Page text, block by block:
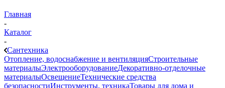
Главная
-
Каталог
-
Сантехника
Отопление, водоснабжение и вентиляцияСтроительные
материалыЭлектрооборудованиеДекоративно-отделочные
материалыОсвещениеТехнические средства
безопасностиИнструменты, техникаТовары для дома и